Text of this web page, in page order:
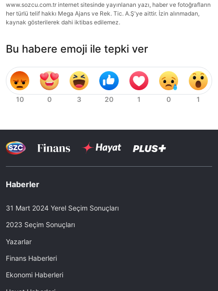
www.sozcu.com.tr internet sitesinde yayınlanan yazı, haber ve fotoğrafların
her türlü telif hakkı Mega Ajans ve Rek. Tic. A.Ş'ye aittir. İzin alınmadan,
kaynak gösterilerek dahi iktibas edilemez.
Bu habere emoji ile tepki ver
Haberler
31 Mart 2024 Yerel Seçim Sonuçları
2023 Seçim Sonuçları
Yazarlar
Finans Haberleri
Ekonomi Haberleri